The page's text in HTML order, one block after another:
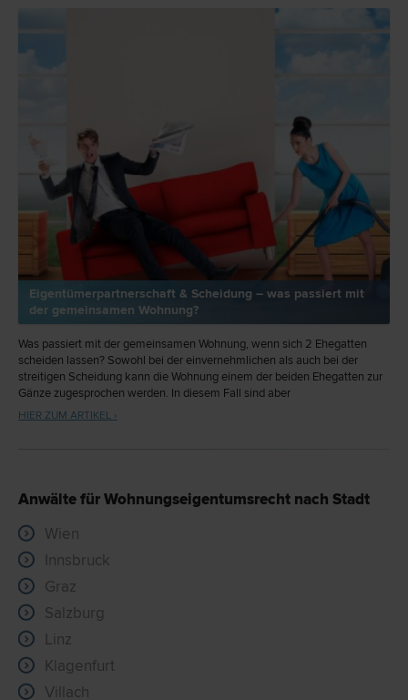
Eigentümerpartnerschaft & Scheidung – was passiert mit
der gemeinsamen Wohnung?
Was passiert mit der gemeinsamen Wohnung, wenn sich 2 Ehegatten
scheiden lassen? Sowohl bei der einvernehmlichen als auch bei der
streitigen Scheidung kann die Wohnung einem der beiden Ehegatten zur
Gänze zugesprochen werden. In diesem Fall sind aber
Ausgleichszahlungen zu leisten. Auch ein Verkauf der Wohnung ist
HIER ZUM ARTIKEL ›
Anwälte für Wohnungseigentumsrecht nach Stadt
Wien
Innsbruck
Graz
Salzburg
Linz
Klagenfurt
Villach